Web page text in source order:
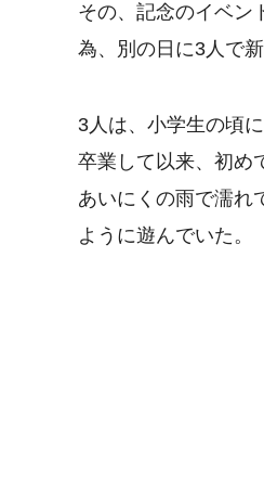
その、記念のイベン
為、別の日に3人で
3人は、小学生の頃
卒業して以来、初め
あいにくの雨で濡れ
ように遊んでいた。